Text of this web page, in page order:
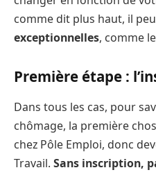
comme dit plus haut, il
exceptionnelles, comme
Première étape :
Dans tous les cas, pour
chômage, la première
chez Pôle Emploi, donc
Travail. Sans inscription,